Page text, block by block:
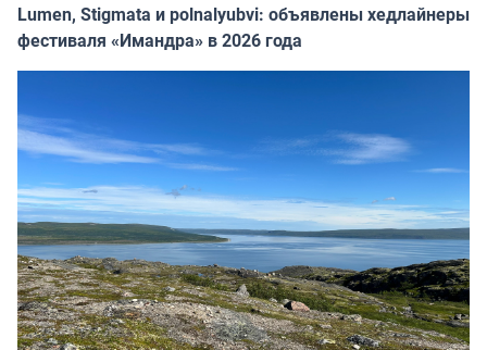
Lumen, Stigmata и polnalyubvi: объявлены хедлайнеры
фестиваля «Имандра» в 2026 года